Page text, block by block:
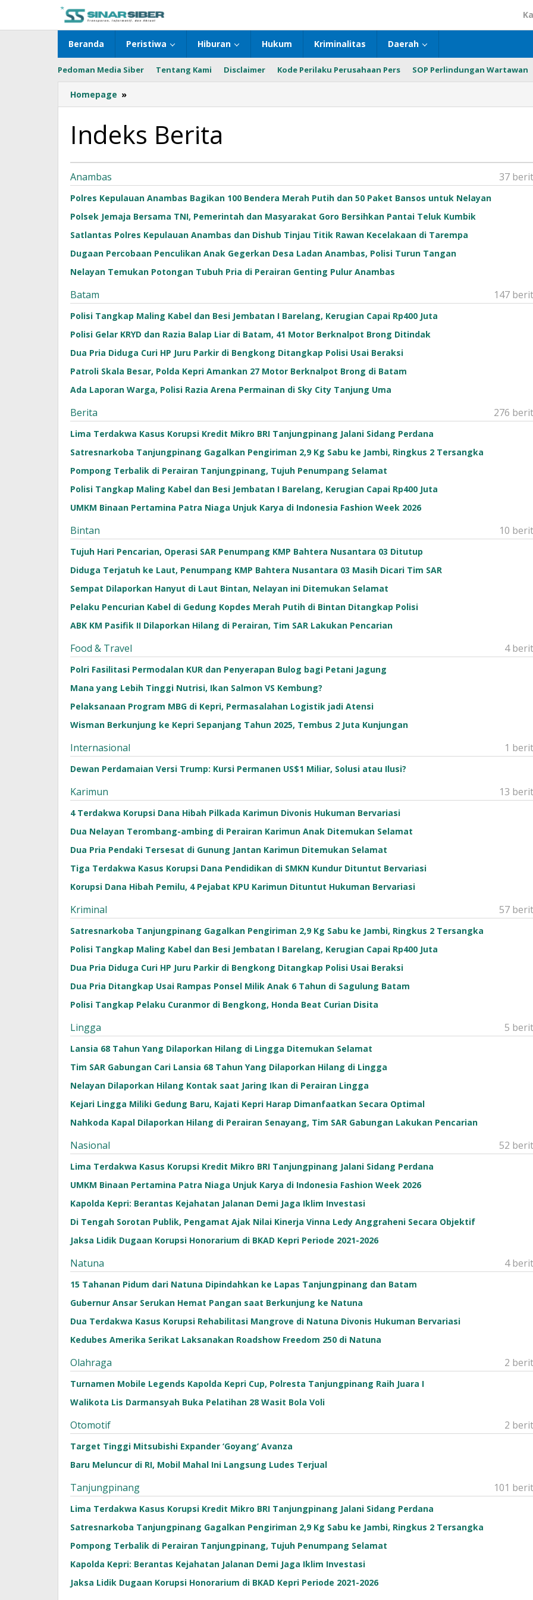
konten
Beranda Peristiwa Hiburan Hukum Kriminalitas Daerah
Pedoman Media Siber Tentang Kami Disclaimer Kode Perilaku Perusahaan Pers SOP Perlindungan Wartawan
Homepage »
Berita
Indeks Berita
9
September
2017
Sinar
Siber
Anambas 37
Polres Kepulauan Anambas Bagikan 100 Bendera Merah Putih dan 50 Paket Bansos untuk Nelayan
Polsek Jemaja Bersama TNI, Pemerintah dan Masyarakat Goro Bersihkan Pantai Teluk Kumbik
Satlantas Polres Kepulauan Anambas dan Dishub Tinjau Titik Rawan Kecelakaan di Tarempa
Dugaan Percobaan Penculikan Anak Gegerkan Desa Ladan Anambas, Polisi Turun Tangan
Nelayan Temukan Potongan Tubuh Pria di Perairan Genting Pulur Anambas
Batam 147
Polisi Tangkap Maling Kabel dan Besi Jembatan I Barelang, Kerugian Capai Rp400 Juta
Polisi Gelar KRYD dan Razia Balap Liar di Batam, 41 Motor Berknalpot Brong Ditindak
Dua Pria Diduga Curi HP Juru Parkir di Bengkong Ditangkap Polisi Usai Beraksi
Patroli Skala Besar, Polda Kepri Amankan 27 Motor Berknalpot Brong di Batam
Ada Laporan Warga, Polisi Razia Arena Permainan di Sky City Tanjung Uma
Berita 276
Lima Terdakwa Kasus Korupsi Kredit Mikro BRI Tanjungpinang Jalani Sidang Perdana
Satresnarkoba Tanjungpinang Gagalkan Pengiriman 2,9 Kg Sabu ke Jambi, Ringkus 2 Tersangka
Pompong Terbalik di Perairan Tanjungpinang, Tujuh Penumpang Selamat
Polisi Tangkap Maling Kabel dan Besi Jembatan I Barelang, Kerugian Capai Rp400 Juta
UMKM Binaan Pertamina Patra Niaga Unjuk Karya di Indonesia Fashion Week 2026
Bintan 10
Tujuh Hari Pencarian, Operasi SAR Penumpang KMP Bahtera Nusantara 03 Ditutup
Diduga Terjatuh ke Laut, Penumpang KMP Bahtera Nusantara 03 Masih Dicari Tim SAR
Sempat Dilaporkan Hanyut di Laut Bintan, Nelayan ini Ditemukan Selamat
Pelaku Pencurian Kabel di Gedung Kopdes Merah Putih di Bintan Ditangkap Polisi
ABK KM Pasifik II Dilaporkan Hilang di Perairan, Tim SAR Lakukan Pencarian
Food & Travel 4
Polri Fasilitasi Permodalan KUR dan Penyerapan Bulog bagi Petani Jagung
Mana yang Lebih Tinggi Nutrisi, Ikan Salmon VS Kembung?
Pelaksanaan Program MBG di Kepri, Permasalahan Logistik jadi Atensi
Wisman Berkunjung ke Kepri Sepanjang Tahun 2025, Tembus 2 Juta Kunjungan
Internasional 1
Dewan Perdamaian Versi Trump: Kursi Permanen US$1 Miliar, Solusi atau Ilusi?
Karimun 13
4 Terdakwa Korupsi Dana Hibah Pilkada Karimun Divonis Hukuman Bervariasi
Dua Nelayan Terombang-ambing di Perairan Karimun Anak Ditemukan Selamat
Dua Pria Pendaki Tersesat di Gunung Jantan Karimun Ditemukan Selamat
Tiga Terdakwa Kasus Korupsi Dana Pendidikan di SMKN Kundur Dituntut Bervariasi
Korupsi Dana Hibah Pemilu, 4 Pejabat KPU Karimun Dituntut Hukuman Bervariasi
Kriminal 57
Satresnarkoba Tanjungpinang Gagalkan Pengiriman 2,9 Kg Sabu ke Jambi, Ringkus 2 Tersangka
Polisi Tangkap Maling Kabel dan Besi Jembatan I Barelang, Kerugian Capai Rp400 Juta
Dua Pria Diduga Curi HP Juru Parkir di Bengkong Ditangkap Polisi Usai Beraksi
Dua Pria Ditangkap Usai Rampas Ponsel Milik Anak 6 Tahun di Sagulung Batam
Polisi Tangkap Pelaku Curanmor di Bengkong, Honda Beat Curian Disita
Lingga 5
Lansia 68 Tahun Yang Dilaporkan Hilang di Lingga Ditemukan Selamat
Tim SAR Gabungan Cari Lansia 68 Tahun Yang Dilaporkan Hilang di Lingga
Nelayan Dilaporkan Hilang Kontak saat Jaring Ikan di Perairan Lingga
Kejari Lingga Miliki Gedung Baru, Kajati Kepri Harap Dimanfaatkan Secara Optimal
Nahkoda Kapal Dilaporkan Hilang di Perairan Senayang, Tim SAR Gabungan Lakukan Pencarian
Nasional 52
Lima Terdakwa Kasus Korupsi Kredit Mikro BRI Tanjungpinang Jalani Sidang Perdana
UMKM Binaan Pertamina Patra Niaga Unjuk Karya di Indonesia Fashion Week 2026
Kapolda Kepri: Berantas Kejahatan Jalanan Demi Jaga Iklim Investasi
Di Tengah Sorotan Publik, Pengamat Ajak Nilai Kinerja Vinna Ledy Anggraheni Secara Objektif
Jaksa Lidik Dugaan Korupsi Honorarium di BKAD Kepri Periode 2021-2026
Natuna 4
15 Tahanan Pidum dari Natuna Dipindahkan ke Lapas Tanjungpinang dan Batam
Gubernur Ansar Serukan Hemat Pangan saat Berkunjung ke Natuna
Dua Terdakwa Kasus Korupsi Rehabilitasi Mangrove di Natuna Divonis Hukuman Bervariasi
Kedubes Amerika Serikat Laksanakan Roadshow Freedom 250 di Natuna
Olahraga 2
Turnamen Mobile Legends Kapolda Kepri Cup, Polresta Tanjungpinang Raih Juara I
Walikota Lis Darmansyah Buka Pelatihan 28 Wasit Bola Voli
Otomotif 2
Target Tinggi Mitsubishi Expander ‘Goyang’ Avanza
Baru Meluncur di RI, Mobil Mahal Ini Langsung Ludes Terjual
Tanjungpinang 101
Lima Terdakwa Kasus Korupsi Kredit Mikro BRI Tanjungpinang Jalani Sidang Perdana
Satresnarkoba Tanjungpinang Gagalkan Pengiriman 2,9 Kg Sabu ke Jambi, Ringkus 2 Tersangka
Pompong Terbalik di Perairan Tanjungpinang, Tujuh Penumpang Selamat
Kapolda Kepri: Berantas Kejahatan Jalanan Demi Jaga Iklim Investasi
Jaksa Lidik Dugaan Korupsi Honorarium di BKAD Kepri Periode 2021-2026